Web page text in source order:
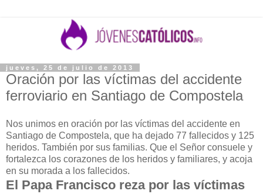
jueves, 25 de julio de 2013
Oración por las víctimas del accidente
ferroviario en Santiago de Compostela
Nos unimos en oración por las víctimas del accidente en
Santiago de Compostela, que ha dejado 77 fallecidos y 125
heridos. También por sus familias. Que el Señor consuele y
fortalezca los corazones de los heridos y familiares, y acoja
en su morada a los fallecidos.
El Papa Francisco reza por las víctimas